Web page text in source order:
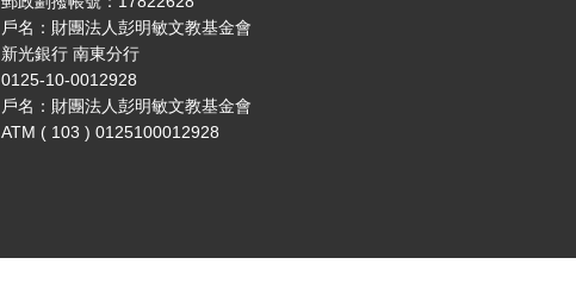
戶名：財團法人彭明敏文教基金會
新光銀行 南東分行
0125-10-0012928
戶名：財團法人彭明敏文教基金會
ATM ( 103 ) 0125100012928